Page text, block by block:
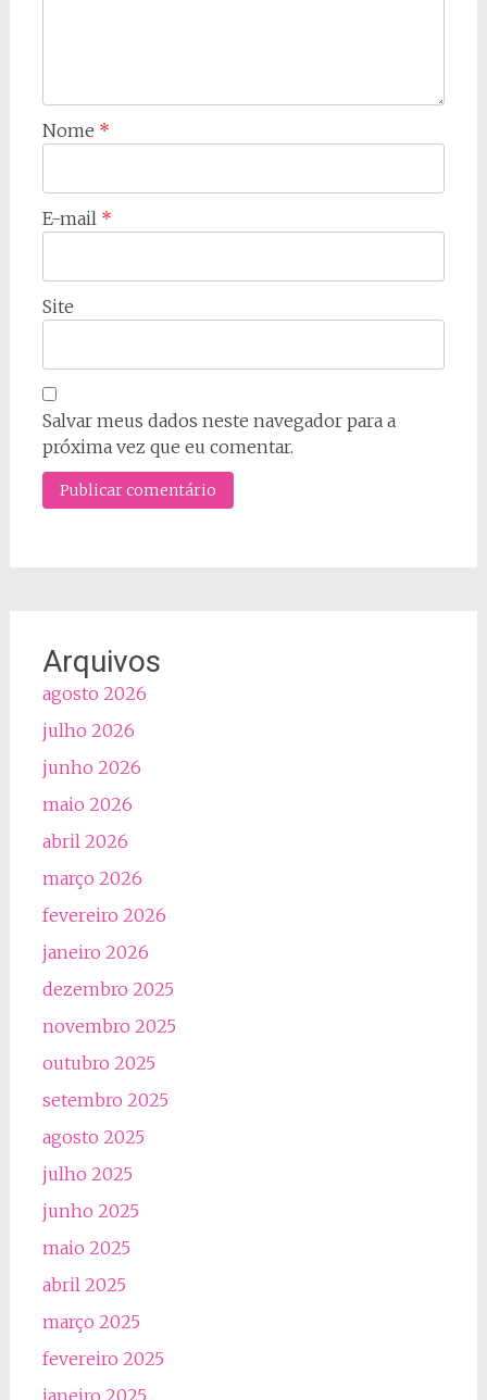
Nome *
E-mail *
Site
Salvar meus dados neste navegador para a
próxima vez que eu comentar.
Arquivos
agosto 2026
julho 2026
junho 2026
maio 2026
abril 2026
março 2026
fevereiro 2026
janeiro 2026
dezembro 2025
novembro 2025
outubro 2025
setembro 2025
agosto 2025
julho 2025
junho 2025
maio 2025
abril 2025
março 2025
fevereiro 2025
janeiro 2025